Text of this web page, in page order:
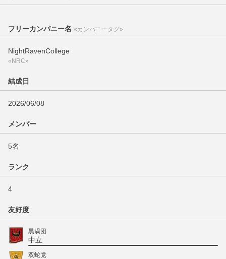
フリーカンパニー名 «カンパニータグ»
NightRavenCollege
«NRC»
結成日
2026/06/08
メンバー
5名
ランク
4
友好度
黒渦団
中立
双蛇党